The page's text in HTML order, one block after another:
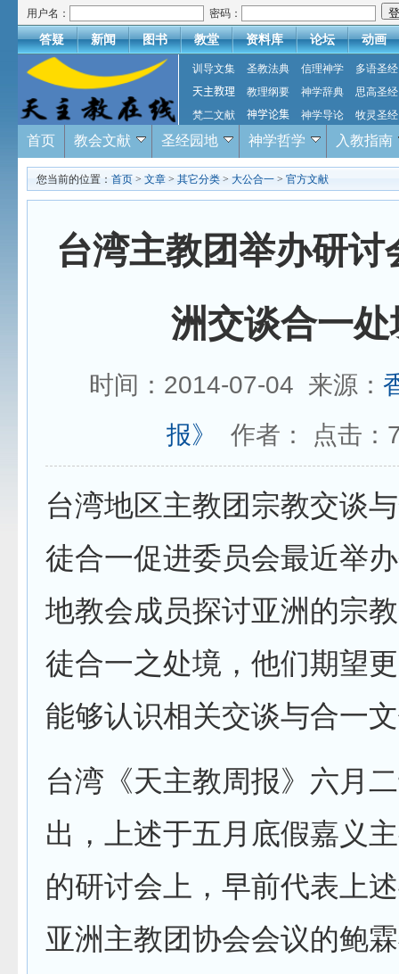
用户名： 密码：
答疑 新闻 图书 教堂 资料库 论坛 动画
训导文集 圣教法典 信理神学
多语圣经
天主教理
教理纲要 神学辞典
思高圣经
梵二文献
神学论集 神学导论 牧灵圣经
首页 教会文献 圣经园地 神学哲学 入教指南
您当前的位置： 首页 > 文章 > 其它分类 > 大公合一 > 官方文献
台湾主教团举办研讨
洲交谈合一处
时间：2014-07-04 来源：
报》
作者： 点击：
台湾地区主教团宗教交谈
徒合一促进委员会最近举
地教会成员探讨亚洲的宗
徒合一之处境，他们期望
能够认识相关交谈与合一
台湾《天主教周报》六月
出，上述于五月底假嘉义
的研讨会上，早前代表上
亚洲主教团协会会议的鲍